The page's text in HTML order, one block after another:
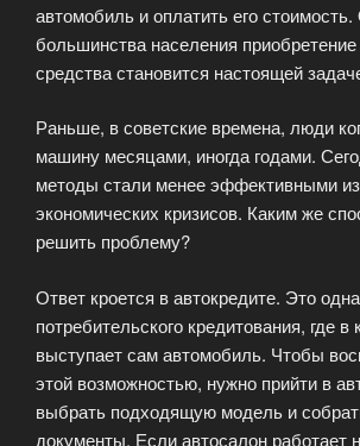
автомобиль и оплатить его
большинства населения приобретение
средства становится настоящей
Раньше, в советские времена, люди
машину месяцами, иногда годами.
методы стали менее эффективными
экономических кризисов. Каким же
решить проблему?
Ответ кроется в автокредите. Это
потребительского кредитования, где в
выступает сам автомобиль. Чтобы
этой возможностью, нужно прийти в
выбрать подходящую модель и
документы. Если автосалон работает